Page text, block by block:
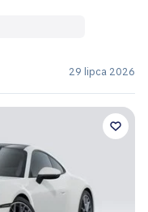
29 lipca 2026